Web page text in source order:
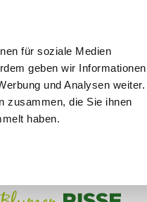
für soziale Medien
geben wir Informationen
und Analysen weiter.
zusammen, die Sie ihnen
haben.
Gutscheine